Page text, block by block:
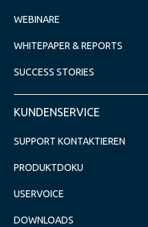
WEBINARE
WHITEPAPER & REPORTS
SUCCESS STORIES
KUNDENSERVICE
SUPPORT KONTAKTIEREN
PRODUKTDOKU
USERVOICE
DOWNLOADS